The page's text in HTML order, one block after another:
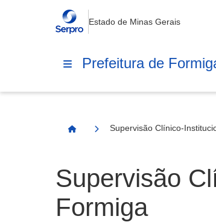
Estado de Minas Gerais
Prefeitura de
Página Inicial
Supervisão Clínico-
Supervisão
Formiga